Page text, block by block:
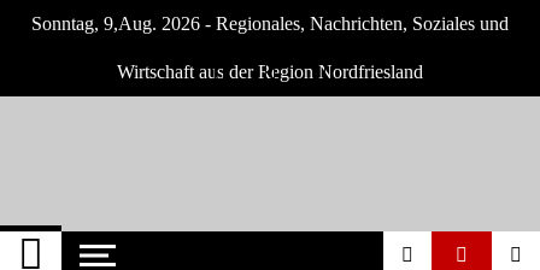
Sonntag, 9,Aug. 2026 - Regionales, Nachrichten, Soziales und
Wirtschaft aus der Region Nordfriesland
Nordfriesland O.
Nachrichten für Nordfriesland und Husum